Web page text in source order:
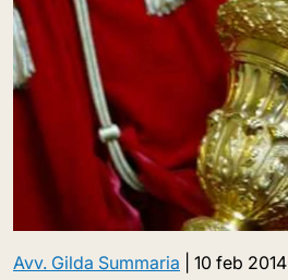
Avv. Gilda Summaria 10 feb 2014